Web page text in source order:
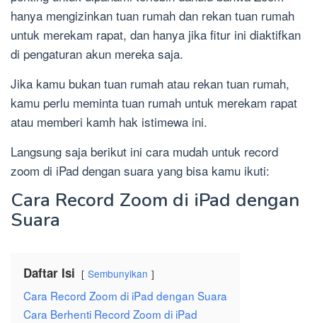
hanya mengizinkan tuan rumah dan rekan tuan rumah
untuk merekam rapat, dan hanya jika fitur ini diaktifkan
di pengaturan akun mereka saja.
Jika kamu bukan tuan rumah atau rekan tuan rumah,
kamu perlu meminta tuan rumah untuk merekam rapat
atau memberi kamh hak istimewa ini.
Langsung saja berikut ini cara mudah untuk record
zoom di iPad dengan suara yang bisa kamu ikuti:
Cara Record Zoom di iPad dengan
Suara
Daftar Isi Sembunyikan
Cara Record Zoom di iPad dengan Suara
Cara Berhenti Record Zoom di iPad